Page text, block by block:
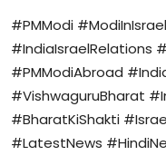
#PMModi
#IndiaIsraelRelations
#PMModiAbroad
#VishwaguruBharat
#BharatKiShakti
#LatestNews